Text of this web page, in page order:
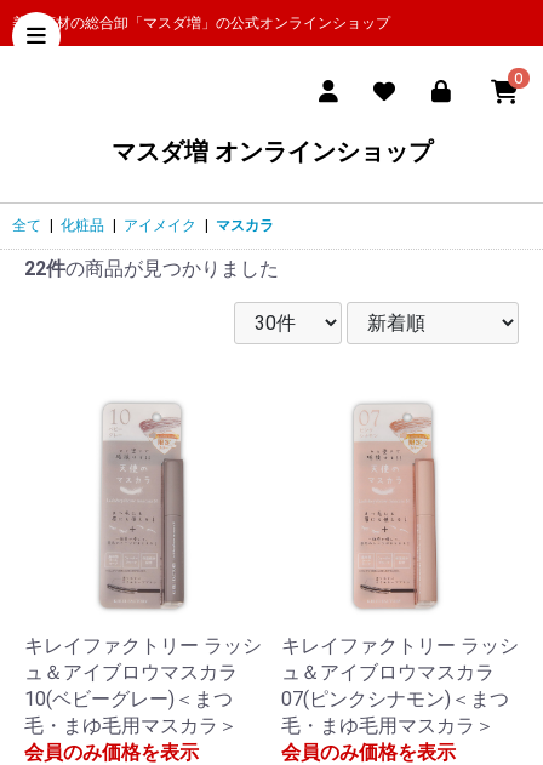
美容商材の総合卸「マスダ増」の公式オンラインショップ
0
マスダ増 オンラインショップ
全て 化粧品 アイメイク マスカラ
22件の商品が見つかりました
キレイファクトリー ラッシ
ュ＆アイブロウマスカラ
10(ベビーグレー)＜まつ
毛・まゆ毛用マスカラ＞
会員のみ価格を表示
キレイファクトリー ラッシ
ュ＆アイブロウマスカラ
07(ピンクシナモン)＜まつ
毛・まゆ毛用マスカラ＞
会員のみ価格を表示